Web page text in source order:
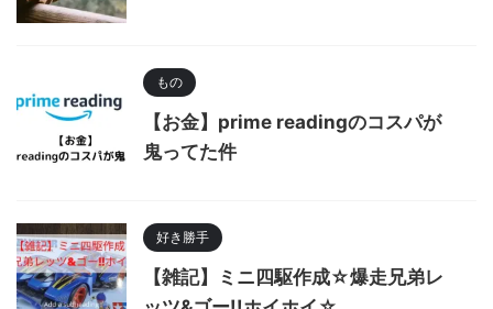
もの
【お金】prime readingのコスパが
鬼ってた件
好き勝手
【雑記】ミニ四駆作成☆爆走兄弟レ